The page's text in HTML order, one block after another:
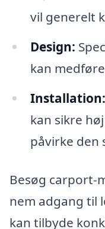
vil generelt
Design:
kan
Installation:
kan sikre
påvirke den
Besøg carport-
nem adgang til
kan tilbyde